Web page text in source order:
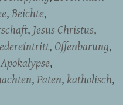
Beichte
Jesus Christus
Offenbarung
Apokalypse
Paten katholisch